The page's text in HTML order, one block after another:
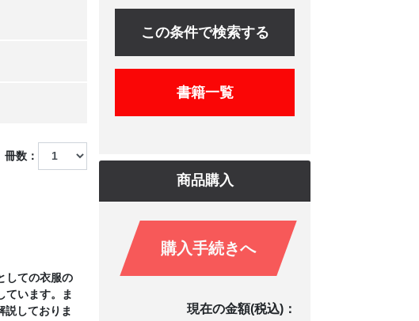
冊数：
しての衣服の
ています。ま
説しておりま
この条件で検索する
書籍一覧
商品購入
購入手続きへ
現在の金額(税込)：